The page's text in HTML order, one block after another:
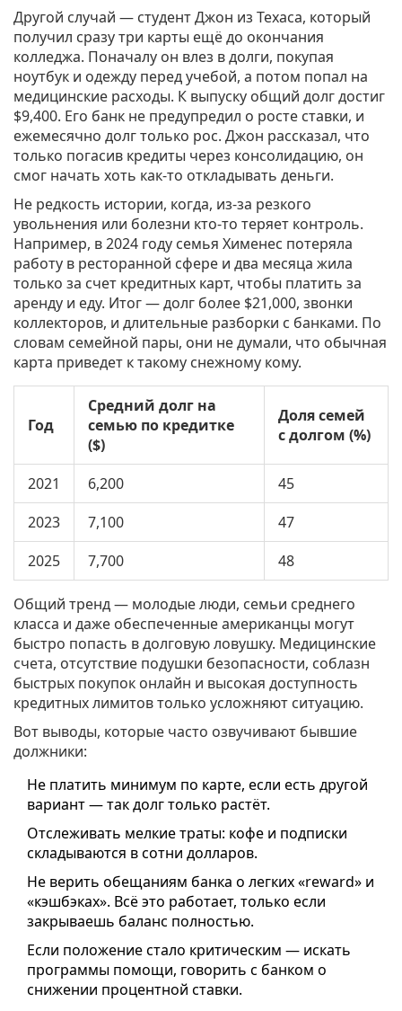
Другой случай — студент Джон из Техаса, который
получил сразу три карты ещё до окончания
колледжа. Поначалу он влез в долги, покупая
ноутбук и одежду перед учебой, а потом попал на
медицинские расходы. К выпуску общий долг достиг
$9,400. Его банк не предупредил о росте ставки, и
ежемесячно долг только рос. Джон рассказал, что
только погасив кредиты через консолидацию, он
смог начать хоть как-то откладывать деньги.
Не редкость истории, когда, из-за резкого
увольнения или болезни кто-то теряет контроль.
Например, в 2024 году семья Хименес потеряла
работу в ресторанной сфере и два месяца жила
только за счет кредитных карт, чтобы платить за
аренду и еду. Итог — долг более $21,000, звонки
коллекторов, и длительные разборки с банками. По
словам семейной пары, они не думали, что обычная
карта приведет к такому снежному кому.
Год
Средний долг на
семью по кредитке
($)
Доля семей
с долгом (%)
2021 6,200
45
2023
7,100
47
2025
7,700 48
Общий тренд — молодые люди, семьи среднего
класса и даже обеспеченные американцы могут
быстро попасть в долговую ловушку. Медицинские
счета, отсутствие подушки безопасности, соблазн
быстрых покупок онлайн и высокая доступность
кредитных лимитов только усложняют ситуацию.
Вот выводы, которые часто озвучивают бывшие
должники:
Не платить минимум по карте, если есть другой
вариант — так долг только растёт.
Отслеживать мелкие траты: кофе и подписки
складываются в сотни долларов.
Не верить обещаниям банка о легких «reward» и
«кэшбэках». Всё это работает, только если
закрываешь баланс полностью.
Если положение стало критическим — искать
программы помощи, говорить с банком о
снижении процентной ставки.